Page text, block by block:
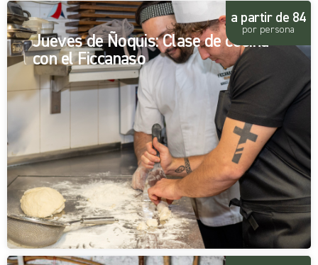
Jueves de Ñoquis: Clase de cocina
con el Ficcanaso
a partir de 84
por persona